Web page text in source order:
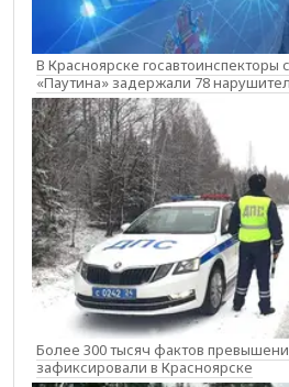
В Красноярске
«Паутина» задержали 78
Более 300 тысяч фактов
зафиксировали в Красноярске